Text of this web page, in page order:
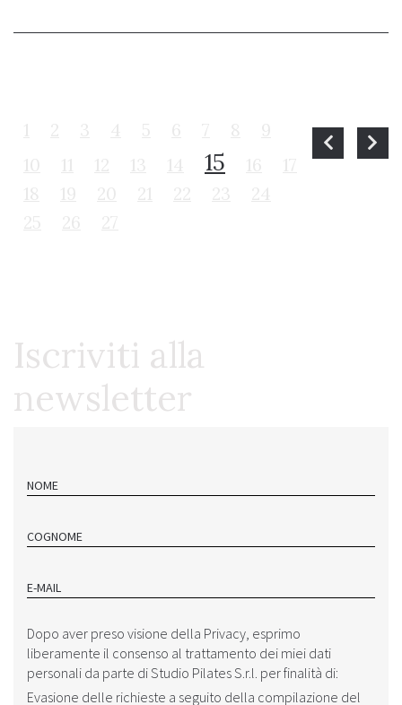
15
Iscriviti alla
newsletter
NOME
COGNOME
E-MAIL
Dopo aver preso visione della ‎‎ Privacy , esprimo
liberamente il consenso al trattamento dei miei dati
personali da parte di Studio Pilates S.r.l. per finalità di:
Evasione delle richieste a seguito della compilazione del